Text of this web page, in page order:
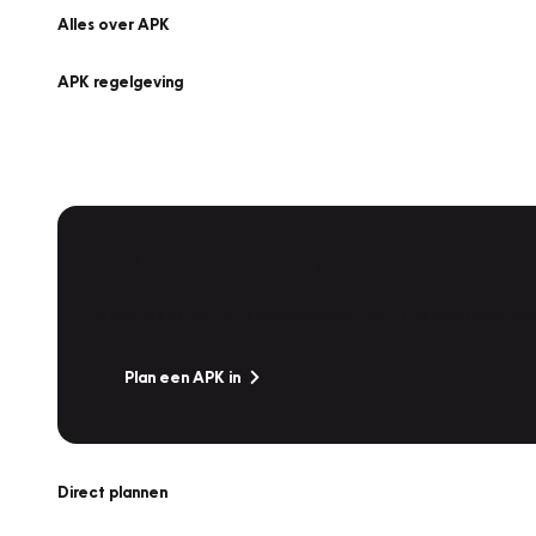
Alles over APK
APK regelgeving
Plan een APK in
Direct plannen